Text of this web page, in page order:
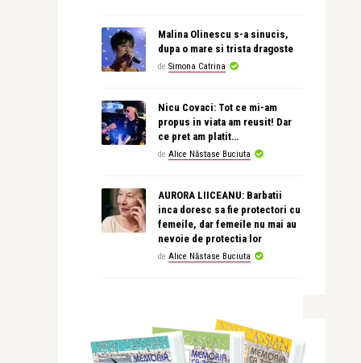
Malina Olinescu s-a sinucis,
dupa o mare si trista dragoste
de Simona Catrina
Nicu Covaci: Tot ce mi-am
propus in viata am reusit! Dar
ce pret am platit…
de Alice Năstase Buciuta
AURORA LIICEANU: Barbatii
inca doresc sa fie protectori cu
femeile, dar femeile nu mai au
nevoie de protectia lor
de Alice Năstase Buciuta